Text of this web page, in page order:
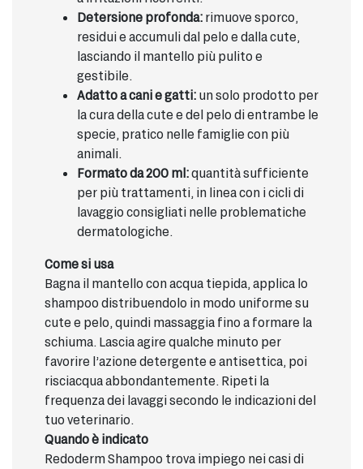
Detersione profonda: rimuove sporco,
residui e accumuli dal pelo e dalla cute,
lasciando il mantello più pulito e
gestibile.
Adatto a cani e gatti: un solo prodotto per
la cura della cute e del pelo di entrambe le
specie, pratico nelle famiglie con più
animali.
Formato da 200 ml:quantità sufficiente
per più trattamenti, in linea con i cicli di
lavaggio consigliati nelle problematiche
dermatologiche.
Come si usa
Bagna il mantello con acqua tiepida, applica lo
shampoo distribuendolo in modo uniforme su
cute e pelo, quindi massaggia fino a formare la
schiuma. Lascia agire qualche minuto per
favorire l’azione detergente e antisettica, poi
risciacqua abbondantemente. Ripeti la
frequenza dei lavaggi secondo le indicazioni del
tuo veterinario.
Quando è indicato
Redoderm Shampoo trova impiego nei casi di